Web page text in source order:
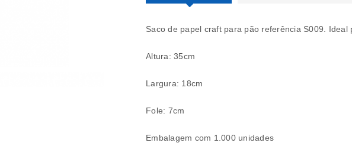
Saco de papel craft para pão referência S009. Ideal
Altura: 35cm
Largura: 18cm
Fole: 7cm
Embalagem com 1.000 unidades